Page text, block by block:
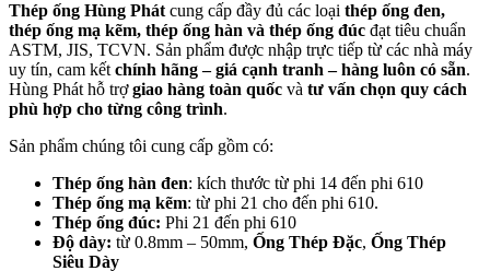
Thép ống Hùng Phát cung cấp đầy đủ các loại thép ống đen,
thép ống mạ kẽm, thép ống hàn và thép ống đúc đạt tiêu chuẩn
ASTM, JIS, TCVN. Sản phẩm được nhập trực tiếp từ các nhà máy
uy tín, cam kết chính hãng – giá cạnh tranh – hàng luôn có sẵn.
Hùng Phát hỗ trợgiao hàng toàn quốc và tư vấn chọn quy cách
phù hợp cho từng công trình.
Sản phẩm chúng tôi cung cấp gồm có:
Thép ống hàn đen: kích thước từ phi 14 đến phi 610
Thép ống mạ kẽm: từ phi 21 cho đến phi 610.
Thép ống đúc: Phi 21 đến phi 610
Độ dày: từ 0.8mm – 50mm, Ống Thép Đặc, Ống Thép
Siêu Dày